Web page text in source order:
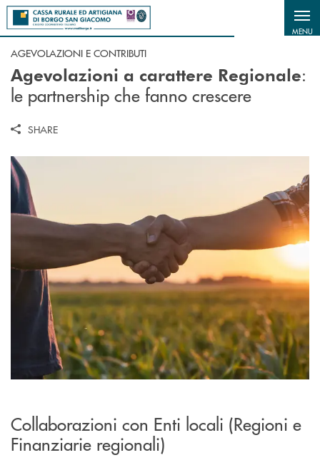
Salta al contenuto principale
MENU
AGEVOLAZIONI E CONTRIBUTI
Agevolazioni a carattere Regionale:
le partnership che fanno crescere
SHARE
Collaborazioni con Enti locali (Regioni e
Finanziarie regionali)